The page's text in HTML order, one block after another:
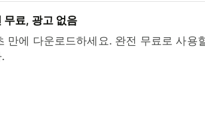
무료, 광고 없음
만에 다운로드하세요. 완전 무료로 사용